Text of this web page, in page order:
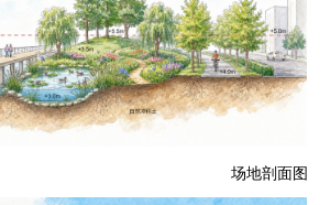
场地剖面图